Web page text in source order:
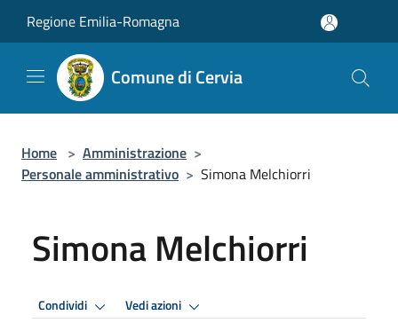
Regione Emilia-Romagna
Comune di Cervia
Home > Amministrazione >
Personale amministrativo > Simona Melchiorri
Simona Melchiorri
Condividi Vedi azioni